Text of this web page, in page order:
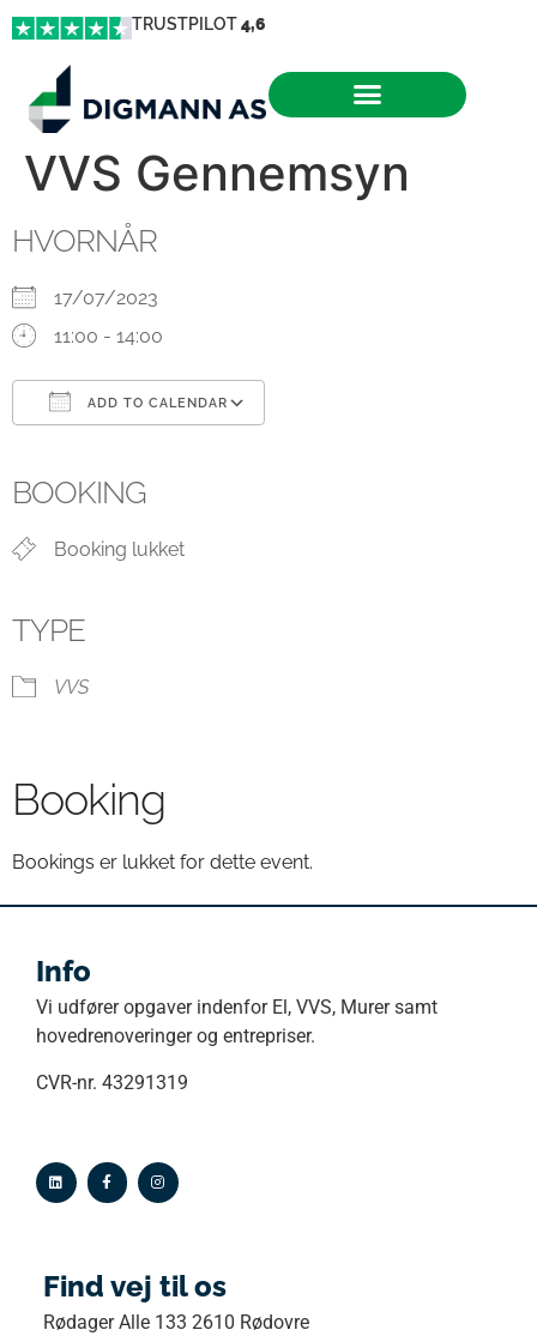
TRUSTPILOT4,6
VVS Gennemsyn
HVORNÅR
17/07/2023
11:00 - 14:00
ADD TO CALENDAR
BOOKING
Booking lukket
TYPE
VVS
Booking
Bookings er lukket for dette event.
Info
Vi udfører opgaver indenfor El, VVS, Murer samt
hovedrenoveringer og entrepriser.
CVR-nr. 43291319
Find vej til os
Rødager Alle 133 2610 Rødovre